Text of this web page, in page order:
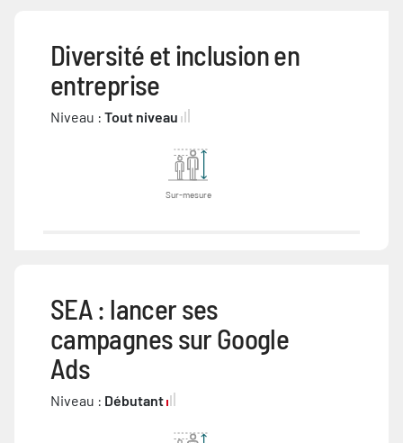
Diversité et inclusion en
entreprise
Niveau : Tout niveau
Sur-mesure
SEA : lancer ses
campagnes sur Google
Ads
Niveau : Débutant